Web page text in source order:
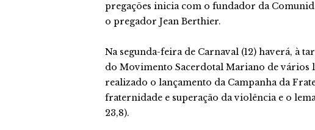
pregações inicia com o fundador da
o pregador Jean Berthier.
Na segunda-feira de Carnaval (12) haverá, à
do Movimento Sacerdotal Mariano de vários
realizado o lançamento da Campanha da
fraternidade e superação da violência e o
23,8).